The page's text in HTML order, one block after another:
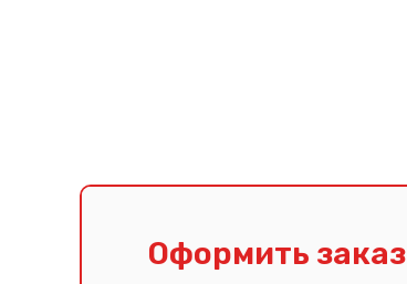
Оформить заказ